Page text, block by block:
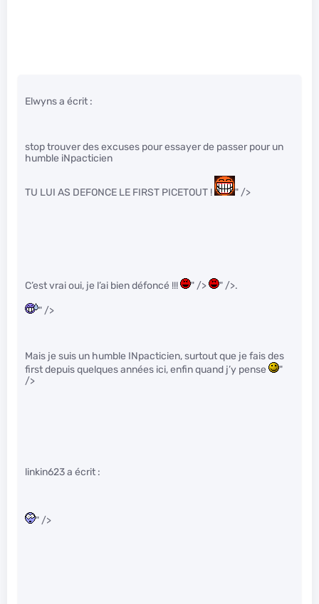
Elwyns a écrit :
stop trouver des excuses pour essayer de passer pour un
humble iNpacticien
TU LUI AS DEFONCE LE FIRST PICETOUT ! " />
C’est vrai oui, je l’ai bien défoncé !!! " /> " />.
" />
Mais je suis un humble INpacticien, surtout que je fais des
first depuis quelques années ici, enfin quand j’y pense
"
/>
linkin623 a écrit :
" />